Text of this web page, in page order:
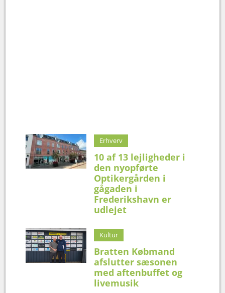
Erhverv
10 af 13 lejligheder i
den nyopførte
Optikergården i
gågaden i
Frederikshavn er
udlejet
Kultur
Bratten Købmand
afslutter sæsonen
med aftenbuffet og
livemusik